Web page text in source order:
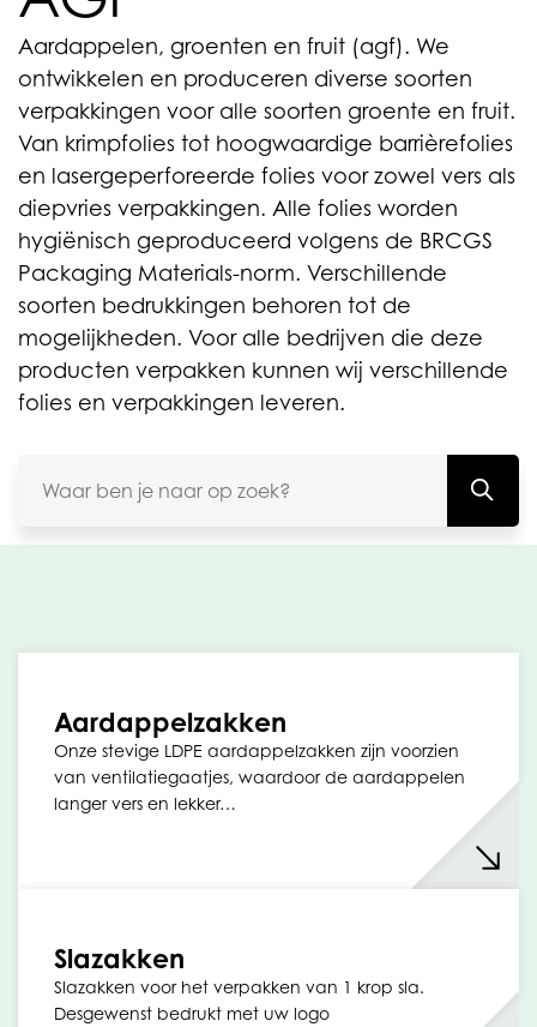
Aardappelen, groenten en fruit (agf). We
ontwikkelen en produceren diverse soorten
verpakkingen voor alle soorten groente en fruit.
Van krimpfolies tot hoogwaardige barrièrefolies
en lasergeperforeerde folies voor zowel vers als
diepvries verpakkingen. Alle folies worden
hygiënisch geproduceerd volgens de BRCGS
Packaging Materials-norm. Verschillende
soorten bedrukkingen behoren tot de
mogelijkheden. Voor alle bedrijven die deze
producten verpakken kunnen wij verschillende
folies en verpakkingen leveren.
Aardappelzakken
Onze stevige LDPE aardappelzakken zijn voorzien
van ventilatiegaatjes, waardoor de aardappelen
langer vers en lekker…
Slazakken
Slazakken voor het verpakken van 1 krop sla.
Desgewenst bedrukt met uw logo